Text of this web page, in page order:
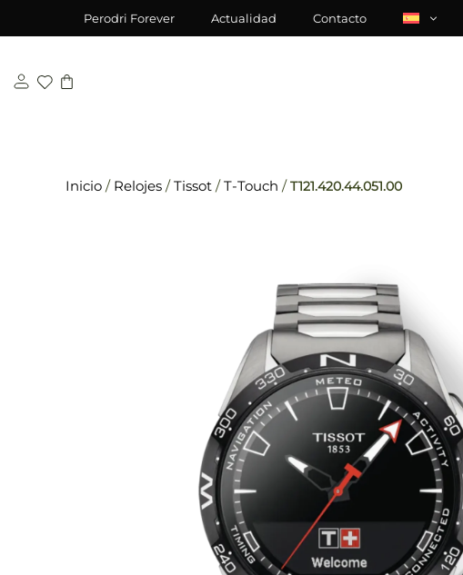
Perodri Forever Actualidad Contacto
Inicio / Relojes /Tissot /T-Touch /T121.420.44.051.00